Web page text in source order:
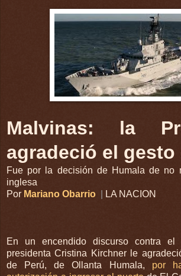
Malvinas: la
agradeció el gesto
Fue por la decisión de Humala de no
inglesa
Por Mariano Obarrio LA NACION
En un encendido discurso contra el
presidenta Cristina Kirchner le
de Perú, de Ollanta Humala, por